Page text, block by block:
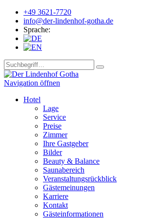
+49 3621-7720
info@der-lindenhof-gotha.de
Sprache:
Navigation öffnen
Hotel
Lage
Service
Preise
Zimmer
Ihre Gastgeber
Bilder
Beauty & Balance
Saunabereich
Veranstaltungsrückblick
Gästemeinungen
Karriere
Kontakt
Gästeinformationen